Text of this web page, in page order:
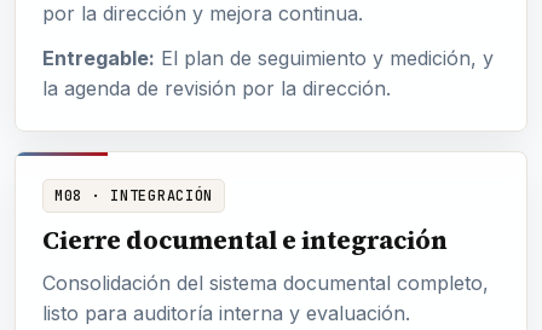
por la dirección y mejora continua.
Entregable: El plan de seguimiento y medición, y
la agenda de revisión por la dirección.
M08 · INTEGRACIÓN
Cierre documental e integración
Consolidación del sistema documental completo,
listo para auditoría interna y evaluación.